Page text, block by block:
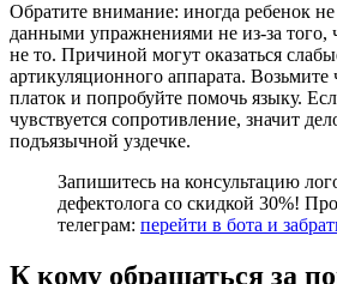
Обратите внимание: иногда ребенок
данными упражнениями не из-за того,
не то. Причиной могут оказаться
артикуляционного аппарата.
платок и попробуйте помочь языку.
чувствуется сопротивление, значит
подъязычной уздечке.
Запишитесь на консультацию
дефектолога со скидкой 30%!
телеграм: перейти в бота и
К кому обращаться за